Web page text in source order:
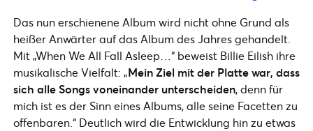
Das nun erschienene Album wird nicht ohne Grund als
heißer Anwärter auf das Album des Jahres gehandelt.
Mit „When We All Fall Asleep…“ beweist Billie Eilish ihre
musikalische Vielfalt: „Mein Ziel mit der Platte war, dass
sich alle Songs voneinander unterscheiden, denn für
mich ist es der Sinn eines Albums, alle seine Facetten zu
offenbaren.“ Deutlich wird die Entwicklung hin zu etwas